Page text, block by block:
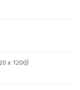
x 1200)